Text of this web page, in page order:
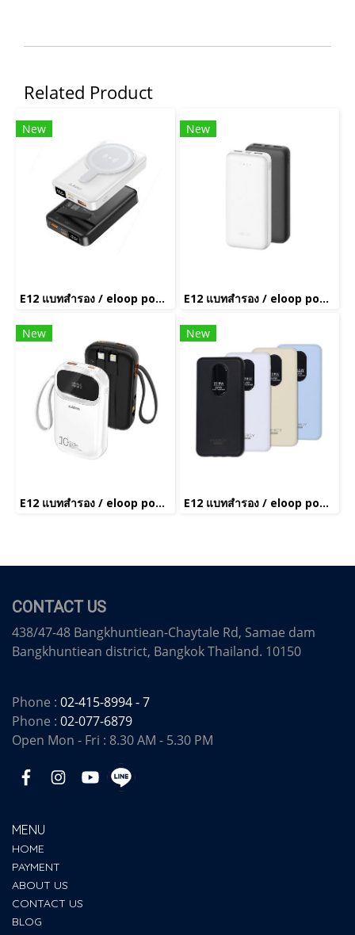
Related Product
New
E12 แบทสำรอง / eloop power bank(copy)(copy)(copy)(copy)(copy)(copy)(copy)(copy)(copy)(copy)(copy)(copy)(copy)(copy)(copy)(copy)(copy)(copy)(copy)(copy)(copy)(copy)(copy)(copy)(copy)(copy)(copy)
New
E12 แบทสำรอง / eloop power bank(copy)(copy)(copy)(copy)(copy)(copy)(copy)(copy)(copy)(copy)(copy)(copy)(copy)(copy)(copy)(copy)
New
E12 แบทสำรอง / eloop power bank(copy)(copy)(copy)(copy)(copy)(copy)(copy)(copy)(copy)(copy)(copy)(copy)(copy)(copy)(copy)(copy)(copy)(copy)(copy)(copy)(copy)(copy)(copy)(copy)(copy)(copy)
New
E12 แบทสำรอง / eloop power bank(copy)(copy)(copy)(copy)(copy)(copy)(copy)(copy)(copy)(copy)(copy)(copy)(copy)(copy)(copy)(copy)(copy)
CONTACT US
438/47-48 Bangkhuntiean-Chaytale Rd, Samae dam
Bangkhuntiean district, Bangkok Thailand. 10150
Phone : 02-415-8994 - 7
Phone : 02-077-6879
Open Mon - Fri : 8.30 AM - 5.30 PM
MENU
HOME
PAYMENT
ABOUT US
CONTACT US
BLOG